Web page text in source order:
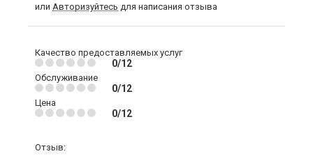
или Авторизуйтесь для написания отзыва
Качество предоставляемых услуг
0/12
Обслуживание
0/12
Цена
0/12
Отзыв: